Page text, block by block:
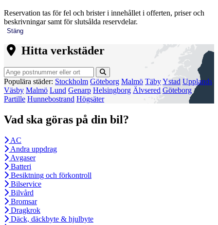
Reservation tas för fel och brister i innehållet i offerten, priser och
beskrivningar samt för slutsålda reservdelar.
Stäng
Hitta verkstäder
Populära städer: Stockholm Göteborg Malmö TäbyYstad Upplands
Väsby Malmö Lund Genarp Helsingborg Älvsered Göteborg
Partille Hunnebostrand Högsäter
Vad ska göras på din bil?
AC
Andra uppdrag
Avgaser
Batteri
Besiktning och förkontroll
Bilservice
Bilvård
Bromsar
Dragkrok
Däck, däckbyte & hjulbyte